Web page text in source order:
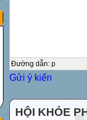
Đọc tiếng:
Đọc hiểu:
Tập làm văn:
Đường dẫn: p
Gửi ý kiến
HỘI KHỎE